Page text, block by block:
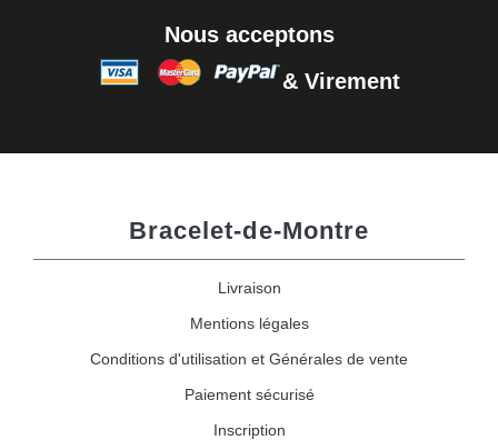
Nous acceptons
& Virement
Bracelet-de-Montre
Livraison
Mentions légales
Conditions d'utilisation et Générales de vente
Paiement sécurisé
Inscription